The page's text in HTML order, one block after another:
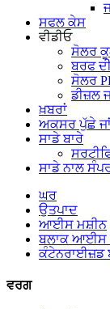
ਸਫਲ ਕੇਸ
ਵੀਡੀਓ
ਸੋਲਰ
ਬਰਫ
ਸੋਲਰ
ਡੀਜ਼ਲ
ਖ਼ਬਰਾਂ
ਅਕਸਰ ਪੁੱਛੇ
ਸਾਡੇ ਬਾਰੇ
ਸਾਡੇ ਨਾਲ
ਘਰ
ਉਤਪਾਦ
ਆਈਸ ਮਸ਼ੀਨ
ਬਲਾਕ ਆਈਸ
ਕੰਟੇਨਰਾਈਜ਼ਡ
ਵਰਗ